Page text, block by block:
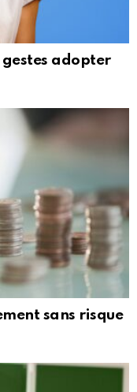
adopter
sans risque